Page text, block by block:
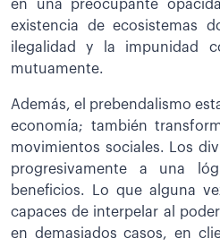
en una preocupante
existencia de ecosistemas
ilegalidad y la impunidad
mutuamente.
Además, el prebendalismo
economía; también
movimientos sociales. Los
progresivamente a una
beneficios. Lo que alguna
capaces de interpelar al
en demasiados casos, en